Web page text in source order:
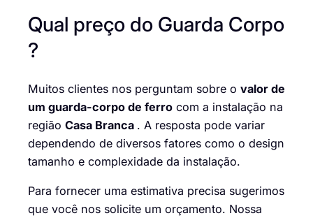
Qual preço do Guarda Corpo
?
Muitos clientes nos perguntam sobre o valor de
um guarda-corpo de ferro com a instalação na
região Casa Branca . A resposta pode variar
dependendo de diversos fatores como o design
tamanho e complexidade da instalação.
Para fornecer uma estimativa precisa sugerimos
que você nos solicite um orçamento. Nossa